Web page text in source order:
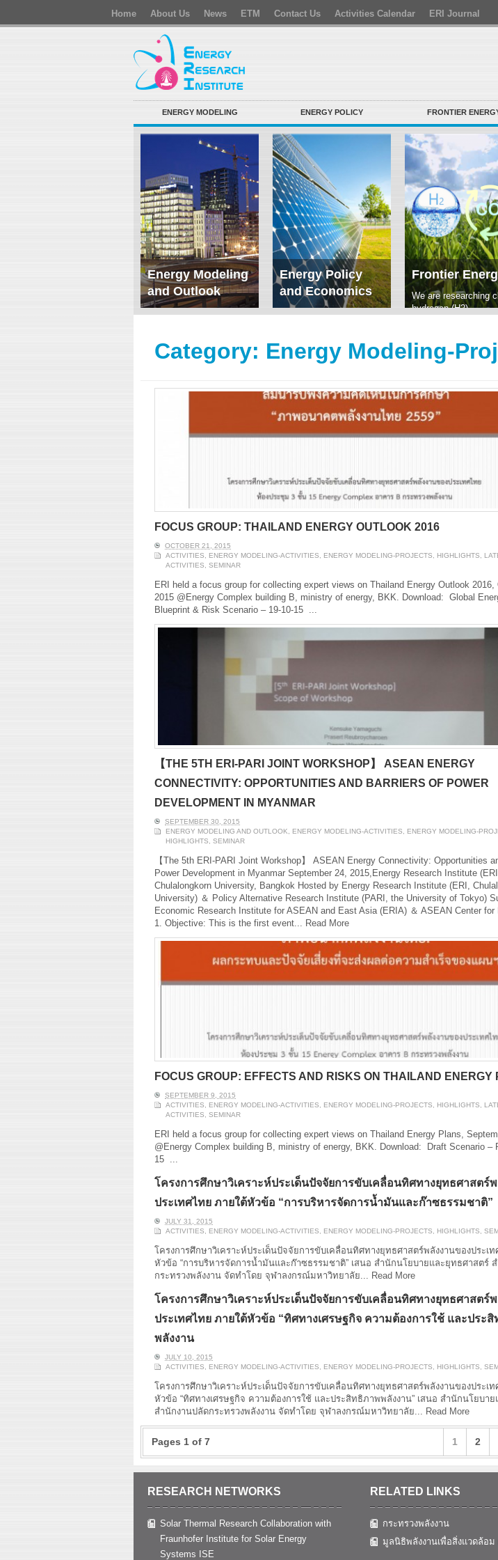
Home About Us News ETM Contact Us Activities Calendar ERI Journal
ENERGY MODELING ENERGY POLICY FRONTIER
Energy Modeling
and Outlook
ERI conducts rigorous
demand of various
energy-consuming
have been used for …
Energy Policy
and Economics
We focus on solar
economics, and solar PV
policy. Two patent-
solar collectors for …
Read More
Frontier
We are researching
hydrogen (H2)
energy. We have also
studied carbon
Category: Energy Modeling-
FOCUS GROUP: THAILAND ENERGY OUTLOOK 2016
OCTOBER 21, 2015
ACTIVITIES, ENERGY MODELING-ACTIVITIES, ENERGY MODELING-PROJECTS, HIGHLIGHTS,
ACTIVITIES, SEMINAR
ERI held a focus group for collecting expert views on Thailand Energy Outlook 2016,
2015 @Energy Complex building B, ministry of energy, BKK. Download: Global
Blueprint & Risk Scenario – 19-10-15 ...
【THE 5TH ERI-PARI JOINT WORKSHOP】 ASEAN ENERGY
CONNECTIVITY: OPPORTUNITIES AND BARRIERS OF POWER
DEVELOPMENT IN MYANMAR
SEPTEMBER 30, 2015
ENERGY MODELING AND OUTLOOK
ENERGY MODELING-ACTIVITIES ENERGY MODELING-
HIGHLIGHTS
SEMINAR
【The 5th ERI-PARI Joint Workshop】 ASEAN Energy Connectivity: Opportunities
Power Development in Myanmar September 24, 2015,Energy Research Institute
Chulalongkorn University, Bangkok Hosted by Energy Research Institute (ERI,
University) ＆ Policy Alternative Research Institute (PARI, the University of Tokyo)
Economic Research Institute for ASEAN and East Asia (ERIA) ＆ ASEAN Center for
1. Objective: This is the first event...
Read More
FOCUS GROUP: EFFECTS AND RISKS ON THAILAND ENERGY
SEPTEMBER 9, 2015
ACTIVITIES, ENERGY MODELING-ACTIVITIES, ENERGY MODELING-PROJECTS, HIGHLIGHTS,
ACTIVITIES, SEMINAR
ERI held a focus group for collecting expert views on Thailand Energy Plans,
@Energy Complex building B, ministry of energy, BKK. Download: Draft Scenario –
15 ...
โครงการศึกษาวิเคราะห์ประเด็นปัจจัยการขับเคลื่อนทิศทางยุทธศาสตร์
ประเทศไทย ภายใต้หัวข้อ “การบริหารจัดการน้ำมันและก๊าซธรรมชาติ”
JULY 31, 2015
ACTIVITIES, ENERGY MODELING-ACTIVITIES, ENERGY MODELING-PROJECTS, HIGHLIGHTS,
โครงการศึกษาวิเคราะห์ประเด็นปัจจัยการขับเคลื่อนทิศทางยุทธศาสตร์พลังงานของประเ
หัวข้อ “การบริหารจัดการน้ำมันและก๊าซธรรมชาติ” เสนอ สำนักนโยบายและยุทธศาสตร์
กระทรวงพลังงาน จัดทำโดย จุฬาลงกรณ์มหาวิทยาลัย... Read More
โครงการศึกษาวิเคราะห์ประเด็นปัจจัยการขับเคลื่อนทิศทางยุทธศาสตร์
ประเทศไทย ภายใต้หัวข้อ “ทิศทางเศรษฐกิจ ความต้องการใช้ และประ
พลังงาน
JULY 10, 2015
ACTIVITIES, ENERGY MODELING-ACTIVITIES, ENERGY MODELING-PROJECTS, HIGHLIGHTS,
โครงการศึกษาวิเคราะห์ประเด็นปัจจัยการขับเคลื่อนทิศทางยุทธศาสตร์พลังงานของประเ
หัวข้อ “ทิศทางเศรษฐกิจ ความต้องการใช้ และประสิทธิภาพพลังงาน” เสนอ สำนักนโยบา
สำนักงานปลัดกระทรวงพลังงาน จัดทำโดย จุฬาลงกรณ์มหาวิทยาลัย... Read More
Pages 1 of 7 1 2
RESEARCH NETWORKS
Solar Thermal Research Collaboration with
Fraunhofer Institute for Solar Energy
Systems ISE
RELATED LINKS
กระทรวงพลังงาน
มูลนิธิพลังงานเพื่อสิ่งแวดล้อ